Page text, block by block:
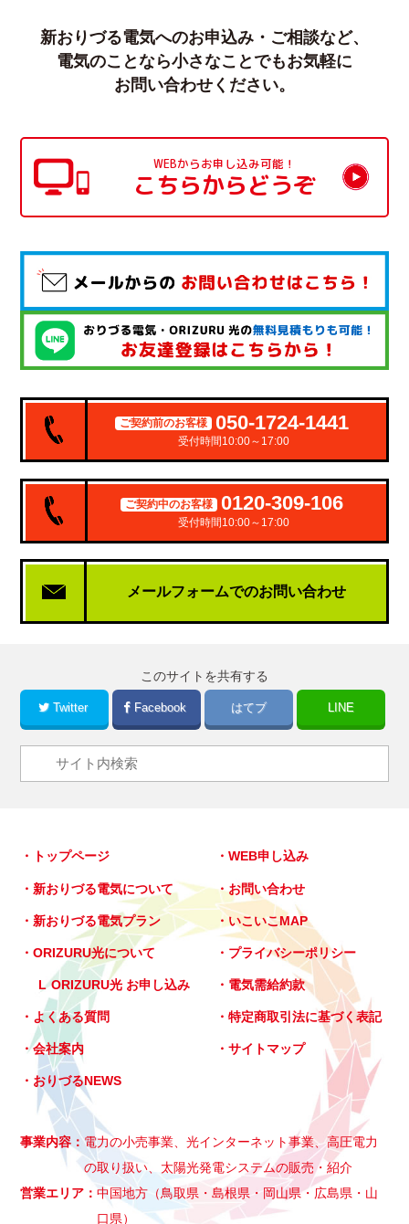
新おりづる電気へのお申込み・ご相談など、
電気のことなら小さなことでもお気軽に
お問い合わせください。
WEBからお申し込み可能！
こちらからどうぞ
ご契約前のお客様 050-1724-1441
受付時間10:00～17:00
ご契約中のお客様 0120-309-106
受付時間10:00～17:00
メールフォームでのお問い合わせ
このサイトを共有する
Twitter Facebook はてブ LINE
トップページ
新おりづる電気について
新おりづる電気プラン
ORIZURU光について
ORIZURU光 お申し込み
よくある質問
会社案内
おりづるNEWS
WEB申し込み
お問い合わせ
いこいこMAP
プライバシーポリシー
電気需給約款
特定商取引法に基づく表記
サイトマップ
事業内容
電力の小売事業、光インターネット事業、高圧電力
の取り扱い、太陽光発電システムの販売・紹介
営業エリア
中国地方（鳥取県・島根県・岡山県・広島県・山
口県）